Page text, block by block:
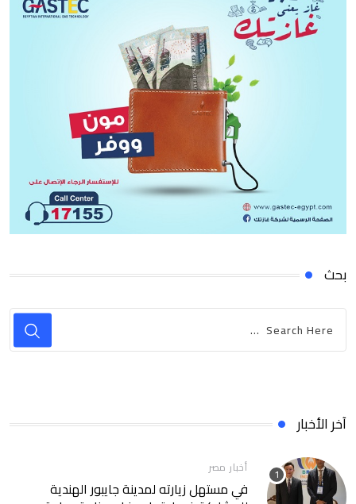
بحث
آخر الأخبار
أخبار مصر
في مستهل زيارته لمدينة جايبور الهندية